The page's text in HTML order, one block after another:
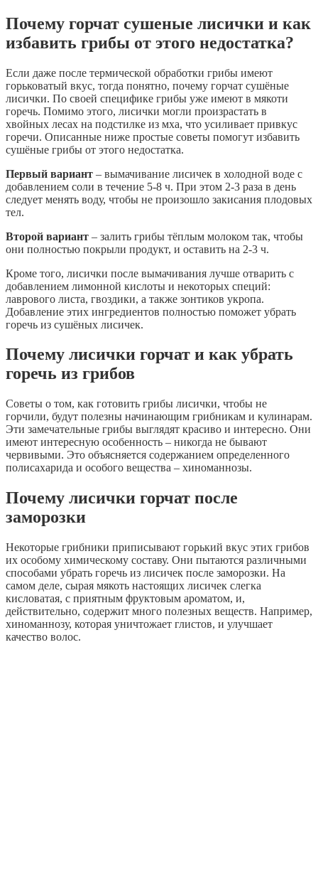
Почему горчат сушеные лисички и как
избавить грибы от этого недостатка?
Если даже после термической обработки грибы имеют
горьковатый вкус, тогда понятно, почему горчат сушёные
лисички. По своей специфике грибы уже имеют в мякоти
горечь. Помимо этого, лисички могли произрастать в
хвойных лесах на подстилке из мха, что усиливает привкус
горечи. Описанные ниже простые советы помогут избавить
сушёные грибы от этого недостатка.
Первый вариант – вымачивание лисичек в холодной воде с
добавлением соли в течение 5-8 ч. При этом 2-3 раза в день
следует менять воду, чтобы не произошло закисания плодовых
тел.
Второй вариант – залить грибы тёплым молоком так, чтобы
они полностью покрыли продукт, и оставить на 2-3 ч.
Кроме того, лисички после вымачивания лучше отварить с
добавлением лимонной кислоты и некоторых специй:
лаврового листа, гвоздики, а также зонтиков укропа.
Добавление этих ингредиентов полностью поможет убрать
горечь из сушёных лисичек.
Почему лисички горчат и как убрать
горечь из грибов
Советы о том, как готовить грибы лисички, чтобы не
горчили, будут полезны начинающим грибникам и кулинарам.
Эти замечательные грибы выглядят красиво и интересно. Они
имеют интересную особенность – никогда не бывают
червивыми. Это объясняется содержанием определенного
полисахарида и особого вещества – хиноманнозы.
Почему лисички горчат после
заморозки
Некоторые грибники приписывают горький вкус этих грибов
их особому химическому составу. Они пытаются различными
способами убрать горечь из лисичек после заморозки. На
самом деле, сырая мякоть настоящих лисичек слегка
кисловатая, с приятным фруктовым ароматом, и,
действительно, содержит много полезных веществ. Например,
хиноманнозу, которая уничтожает глистов, и улучшает
качество волос.